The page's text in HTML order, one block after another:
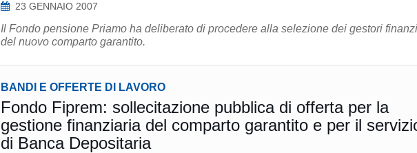
23 GENNAIO 2007
Il Fondo pensione Priamo ha deliberato di procedere alla selezione dei gestori
del nuovo comparto garantito.
BANDI E OFFERTE DI LAVORO
Fondo Fiprem: sollecitazione pubblica di offerta per la
gestione finanziaria del comparto garantito e per il
di Banca Depositaria